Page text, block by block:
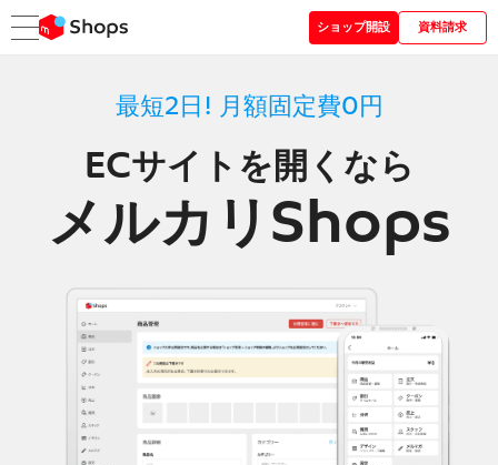
ショップ開設 資料請求
最短2日! 月額固定費0円
ECサイトを開くなら
メルカリShops